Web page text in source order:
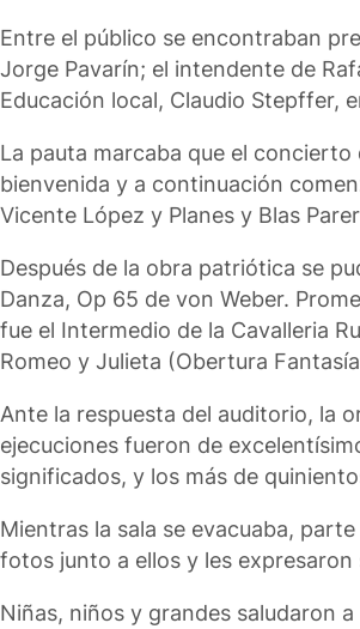
Entre el público se encontraban
Jorge Pavarín; el intendente de
Educación local, Claudio Stepffer,
La pauta marcaba que el
bienvenida y a continuación
Vicente López y Planes y Blas
Después de la obra patriótica se
Danza, Op 65 de von Weber.
fue el Intermedio de la Cavalleria
Romeo y Julieta (Obertura
Ante la respuesta del auditorio, la
ejecuciones fueron de
significados, y los más de
Mientras la sala se evacuaba,
fotos junto a ellos y les
Niñas, niños y grandes saludaron